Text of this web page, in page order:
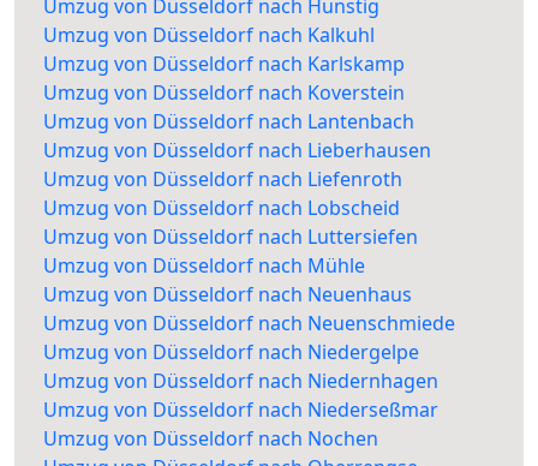
Umzug von Düsseldorf nach Hunstig
Umzug von Düsseldorf nach Kalkuhl
Umzug von Düsseldorf nach Karlskamp
Umzug von Düsseldorf nach Koverstein
Umzug von Düsseldorf nach Lantenbach
Umzug von Düsseldorf nach Lieberhausen
Umzug von Düsseldorf nach Liefenroth
Umzug von Düsseldorf nach Lobscheid
Umzug von Düsseldorf nach Luttersiefen
Umzug von Düsseldorf nach Mühle
Umzug von Düsseldorf nach Neuenhaus
Umzug von Düsseldorf nach Neuenschmiede
Umzug von Düsseldorf nach Niedergelpe
Umzug von Düsseldorf nach Niedernhagen
Umzug von Düsseldorf nach Niederseßmar
Umzug von Düsseldorf nach Nochen